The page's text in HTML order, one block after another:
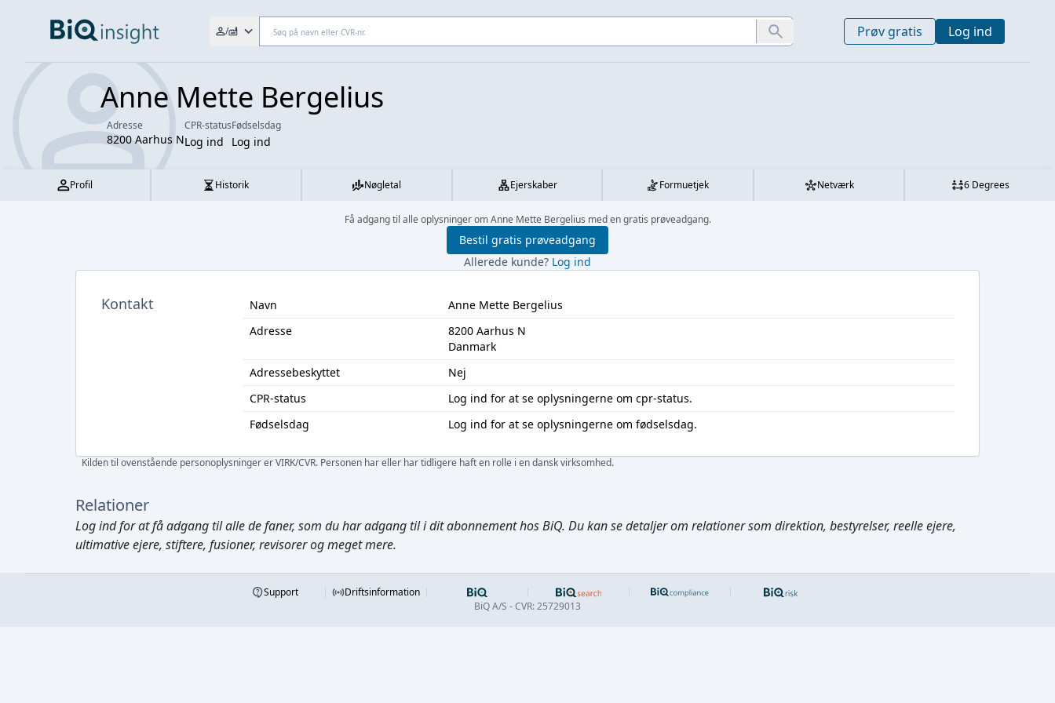
/ Prøv gratis Log ind
Anne Mette Bergelius
Adresse
8200 Aarhus N
CPR-status
Log ind
Fødselsdag
Log ind
Profil Historik Nøgletal Ejerskaber Formuetjek Netværk 6 Degrees
Få adgang til alle oplysninger om Anne Mette Bergelius med en gratis prøveadgang.
Bestil gratis prøveadgang
Allerede kunde? Log ind
Kontakt Navn
Anne Mette Bergelius
Adresse
8200 Aarhus N
Danmark
Adressebeskyttet
Nej
CPR-status
Log ind for at se oplysningerne om cpr-status.
Fødselsdag
Log ind for at se oplysningerne om fødselsdag.
Kilden til ovenstående personoplysninger er VIRK/CVR. Personen har eller har tidligere haft en rolle i en dansk virksomhed.
Relationer
Log indfor at få adgang til alle de faner, som du har adgang til i dit abonnement hos BiQ. Du kan se detaljer om relationer som direktion, bestyrelser, reelle ejere,
ultimative ejere, stiftere, fusioner, revisorer og meget mere.
Support
Driftsinformation
BiQ A/S - CVR: 25729013